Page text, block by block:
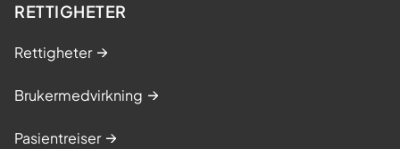
RETTIGHETER
Rettigheter
Brukermedvirkning
Pasientreiser